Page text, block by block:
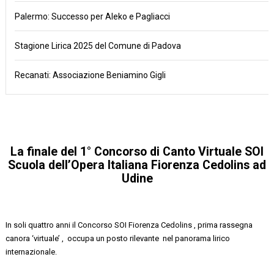
Palermo: Successo per Aleko e Pagliacci
Stagione Lirica 2025 del Comune di Padova
Recanati: Associazione Beniamino Gigli
La finale del 1° Concorso di Canto Virtuale SOI
Scuola dell’Opera Italiana Fiorenza Cedolins ad
Udine
In soli quattro anni ilConcorso SOI FiorenzaCedolins prima rassegna
canora ‘virtuale’
, occupa un posto rilevante nel panorama lirico
internazionale.